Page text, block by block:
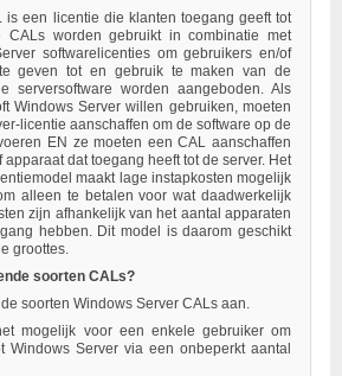
is een licentie die klanten toegang geeft tot
CALs worden gebruikt in combinatie met
softwarelicenties om gebruikers en/of
geven tot en gebruik te maken van de
serversoftware worden aangeboden. Als
Windows Server willen gebruiken, moeten
licentie aanschaffen om de software op de
EN ze moeten een CAL aanschaffen
dat toegang heeft tot de server. Het
maakt lage instapkosten mogelijk
alleen te betalen voor wat daadwerkelijk
zijn afhankelijk van het aantal apparaten
hebben. Dit model is daarom geschikt
groottes.
soorten CALs?
soorten Windows Server CALs aan.
mogelijk voor een enkele gebruiker om
Windows Server via een onbeperkt aantal